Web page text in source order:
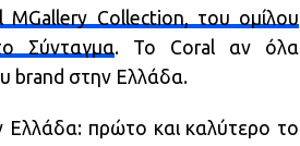
MGallery Collection, του ομίλου
Σύνταγμα. To Coral αν όλα
brand στην Ελλάδα.
Ελλάδα: πρώτο και καλύτερο το